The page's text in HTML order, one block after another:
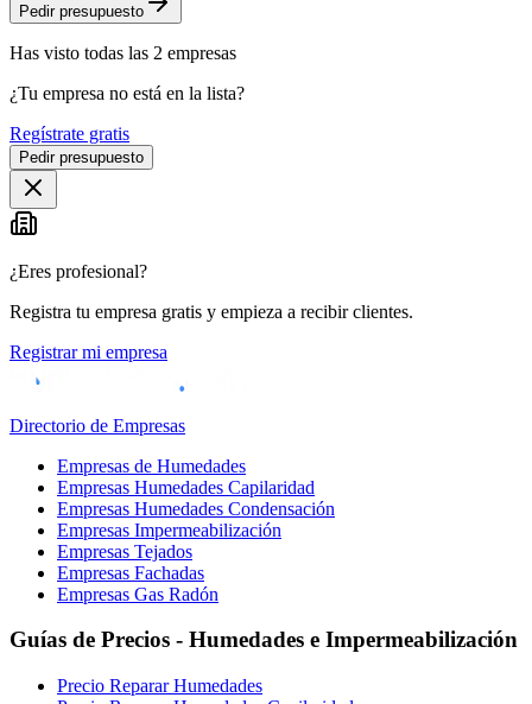
Pedir presupuesto
Has visto todas las 2 empresas
¿Tu empresa no está en la lista?
Regístrate gratis
Pedir presupuesto
¿Eres profesional?
Registra tu empresa gratis y empieza a recibir clientes.
Registrar mi empresa
Directorio de Empresas
Empresas de Humedades
Empresas Humedades Capilaridad
Empresas Humedades Condensación
Empresas Impermeabilización
Empresas Tejados
Empresas Fachadas
Empresas Gas Radón
Guías de Precios - Humedades e Impermeabilización
Precio Reparar Humedades